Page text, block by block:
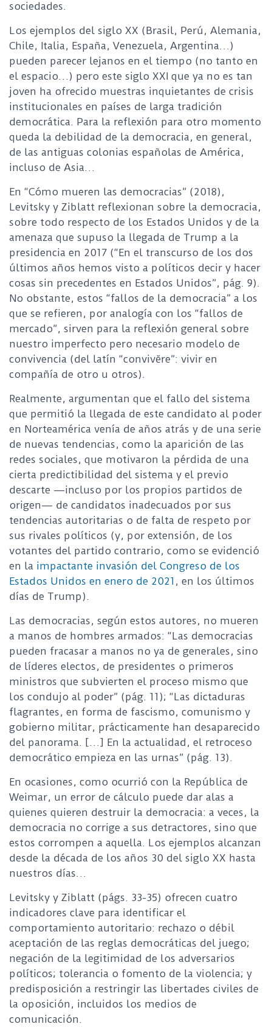
sociedades.
Los ejemplos del siglo XX (Brasil, Perú, Alemania,
Chile, Italia, España, Venezuela, Argentina…)
pueden parecer lejanos en el tiempo (no tanto en
el espacio…) pero este siglo XXI que ya no es tan
joven ha ofrecido muestras inquietantes de crisis
institucionales en países de larga tradición
democrática. Para la reflexión para otro momento
queda la debilidad de la democracia, en general,
de las antiguas colonias españolas de América,
incluso de Asia…
En “Cómo mueren las democracias” (2018),
Levitsky y Ziblatt reflexionan sobre la democracia,
sobre todo respecto de los Estados Unidos y de la
amenaza que supuso la llegada de Trump a la
presidencia en 2017 (“En el transcurso de los dos
últimos años hemos visto a políticos decir y hacer
cosas sin precedentes en Estados Unidos”, pág. 9).
No obstante, estos “fallos de la democracia” a los
que se refieren, por analogía con los “fallos de
mercado”, sirven para la reflexión general sobre
nuestro imperfecto pero necesario modelo de
convivencia (del latín “convivĕre”: vivir en
compañía de otro u otros).
Realmente, argumentan que el fallo del sistema
que permitió la llegada de este candidato al poder
en Norteamérica venía de años atrás y de una serie
de nuevas tendencias, como la aparición de las
redes sociales, que motivaron la pérdida de una
cierta predictibilidad del sistema y el previo
descarte —incluso por los propios partidos de
origen— de candidatos inadecuados por sus
tendencias autoritarias o de falta de respeto por
sus rivales políticos (y, por extensión, de los
votantes del partido contrario, como se evidenció
en la impactante invasión del Congreso de los
Estados Unidos en enero de 2021 , en los últimos
días de Trump).
Las democracias, según estos autores, no mueren
a manos de hombres armados: “Las democracias
pueden fracasar a manos no ya de generales, sino
de líderes electos, de presidentes o primeros
ministros que subvierten el proceso mismo que
los condujo al poder” (pág. 11); “Las dictaduras
flagrantes, en forma de fascismo, comunismo y
gobierno militar, prácticamente han desaparecido
del panorama. […] En la actualidad, el retroceso
democrático empieza en las urnas” (pág. 13).
En ocasiones, como ocurrió con la República de
Weimar, un error de cálculo puede dar alas a
quienes quieren destruir la democracia: a veces, la
democracia no corrige a sus detractores, sino que
estos corrompen a aquella. Los ejemplos alcanzan
desde la década de los años 30 del siglo XX hasta
nuestros días…
Levitsky y Ziblatt (págs. 33-35) ofrecen cuatro
indicadores clave para identificar el
comportamiento autoritario: rechazo o débil
aceptación de las reglas democráticas del juego;
negación de la legitimidad de los adversarios
políticos; tolerancia o fomento de la violencia; y
predisposición a restringir las libertades civiles de
la oposición, incluidos los medios de
comunicación.